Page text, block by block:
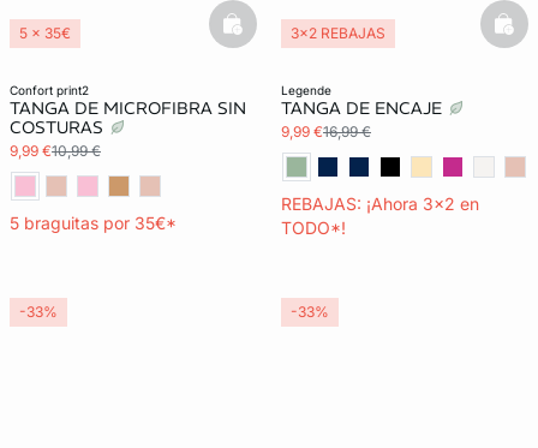
confort print2
TANGA DE MICROFIBRA SIN
COSTURAS
9,99 €10,99 €
5 braguitas por 35€*
5 x 35€
basketfull
legende
TANGA DE ENCAJE
9,99 €16,99 €
REBAJAS: ¡Ahora 3x2 en
TODO*!
3x2 REBAJAS
-33% -33%